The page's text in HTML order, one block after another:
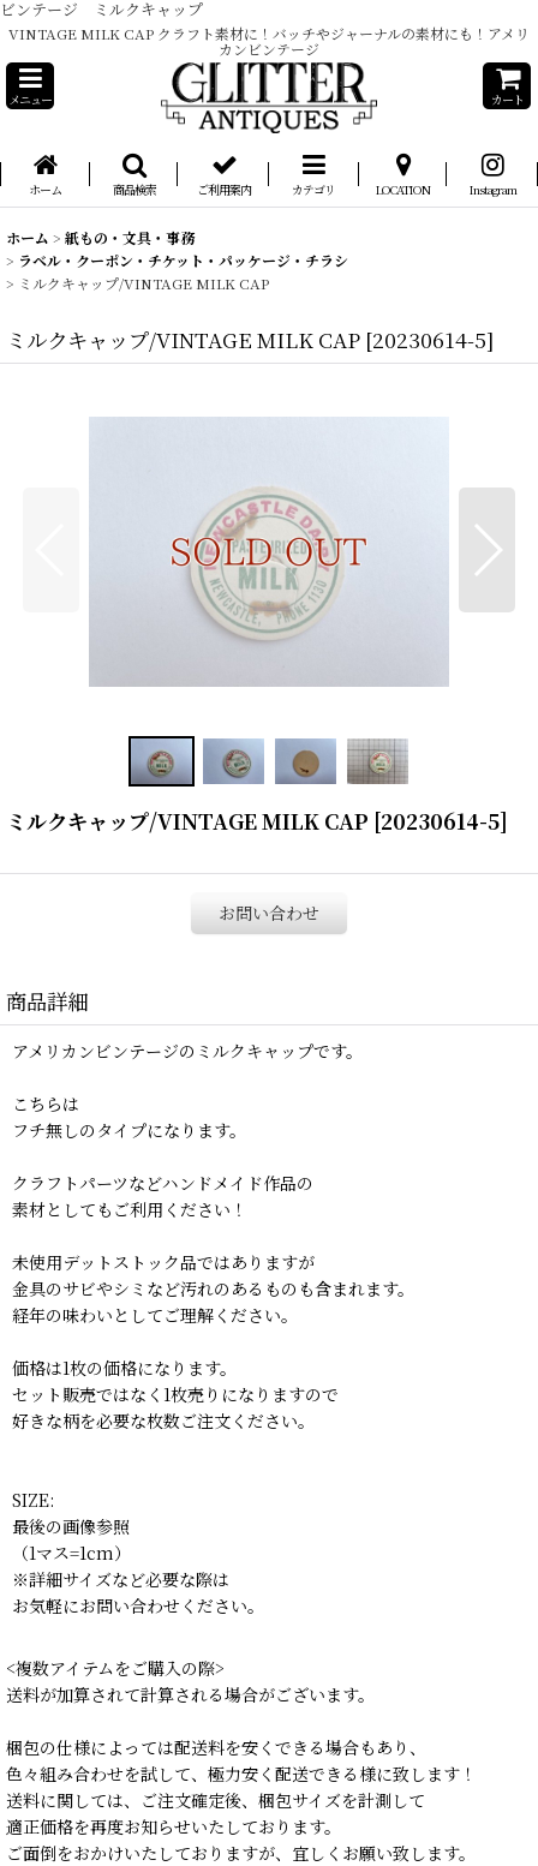
ビンテージ ミルクキャップ
VINTAGE MILK CAP クラフト素材に！バッチやジャーナルの素材にも！アメリ
カンビンテージ
メニュー カート
ホーム 商品検索 ご利用案内 カテゴリ LOCATION Instagram
ホーム > 紙もの・文具・事務
> ラベル・クーポン・チケット・パッケージ・チラシ
> ミルクキャップ/VINTAGE MILK CAP
ミルクキャップ/VINTAGE MILK CAP [20230614-5]
ミルクキャップ/VINTAGE MILK CAP [20230614-5]
お問い合わせ
商品詳細
アメリカンビンテージのミルクキャップです。
こちらは
フチ無しのタイプになります。
クラフトパーツなどハンドメイド作品の
素材としてもご利用ください！
未使用デットストック品ではありますが
金具のサビやシミなど汚れのあるものも含まれます。
経年の味わいとしてご理解ください。
価格は1枚の価格になります。
セット販売ではなく1枚売りになりますので
好きな柄を必要な枚数ご注文ください。
SIZE:
最後の画像参照
（1マス=1cm）
※詳細サイズなど必要な際は
お気軽にお問い合わせください。
<複数アイテムをご購入の際>
送料が加算されて計算される場合がございます。
梱包の仕様によっては配送料を安くできる場合もあり、
色々組み合わせを試して、極力安く配送できる様に致します！
送料に関しては、ご注文確定後、梱包サイズを計測して
適正価格を再度お知らせいたしております。
ご面倒をおかけいたしておりますが、宜しくお願い致します。